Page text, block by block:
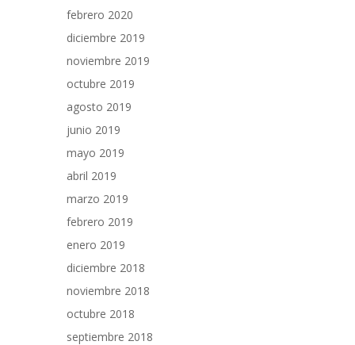
febrero 2020
diciembre 2019
noviembre 2019
octubre 2019
agosto 2019
junio 2019
mayo 2019
abril 2019
marzo 2019
febrero 2019
enero 2019
diciembre 2018
noviembre 2018
octubre 2018
septiembre 2018